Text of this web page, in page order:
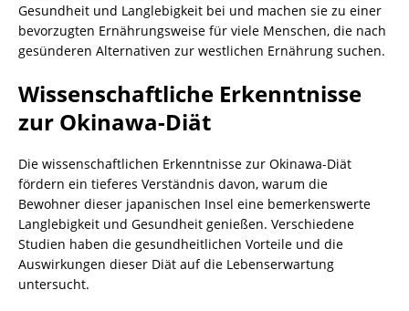
Gesundheit und Langlebigkeit bei und machen sie zu einer
bevorzugten Ernährungsweise für viele Menschen, die nach
gesünderen Alternativen zur westlichen Ernährung suchen.
Wissenschaftliche Erkenntnisse
zur Okinawa-Diät
Die wissenschaftlichen Erkenntnisse zur Okinawa-Diät
fördern ein tieferes Verständnis davon, warum die
Bewohner dieser japanischen Insel eine bemerkenswerte
Langlebigkeit und Gesundheit genießen. Verschiedene
Studien haben die gesundheitlichen Vorteile und die
Auswirkungen dieser Diät auf die Lebenserwartung
untersucht.